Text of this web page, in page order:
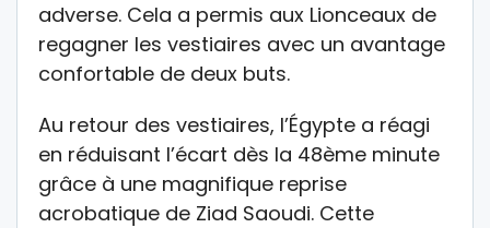
adverse. Cela a permis aux Lionceaux de
regagner les vestiaires avec un avantage
confortable de deux buts.
Au retour des vestiaires, l’Égypte a réagi
en réduisant l’écart dès la 48ème minute
grâce à une magnifique reprise
acrobatique de Ziad Saoudi. Cette